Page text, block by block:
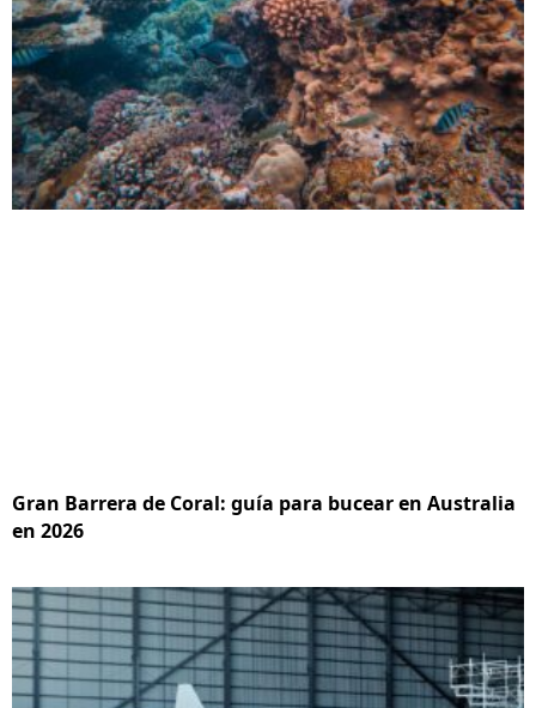
Gran Barrera de Coral: guía para bucear en Australia
en 2026